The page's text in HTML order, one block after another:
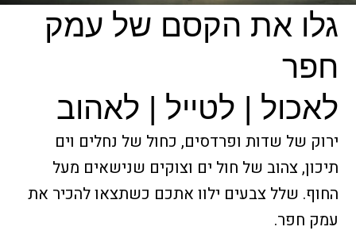
גלו את הקסם של עמק
חפר
לאכול | לטייל | לאהוב
ירוק של שדות ופרדסים, כחול של נחלים וים
תיכון, צהוב של חול ים וצוקים שנישאים מעל
החוף. שלל צבעים ילוו אתכם כשתצאו להכיר את
עמק חפר.